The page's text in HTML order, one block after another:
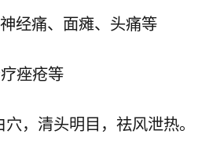
经痛、面瘫、头痛等
痤疮等
穴，清头明目，祛风泄热。